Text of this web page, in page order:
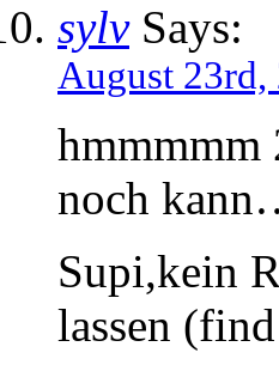
sylvSays:
August 23rd,
hmmmmm
noch
Supi,kein
lassen